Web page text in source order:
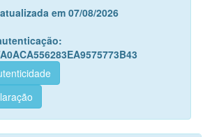
em 07/08/2026